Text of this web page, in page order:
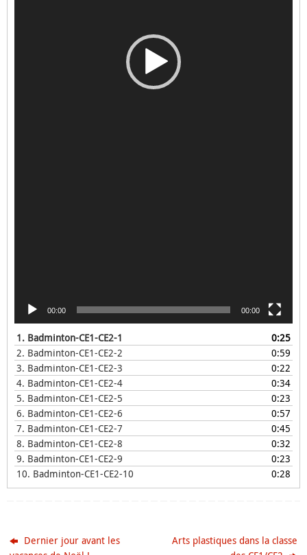
00:00 00:00
1. Badminton-CE1-CE2-1
0:25
2. Badminton-CE1-CE2-2
0:59
3. Badminton-CE1-CE2-3
0:22
4. Badminton-CE1-CE2-4
0:34
5. Badminton-CE1-CE2-5
0:23
6. Badminton-CE1-CE2-6
0:57
7. Badminton-CE1-CE2-7
0:45
8. Badminton-CE1-CE2-8
0:32
9. Badminton-CE1-CE2-9
0:23
10. Badminton-CE1-CE2-10 0:28
Dernier jour avant les
Arts plastiques dans la classe